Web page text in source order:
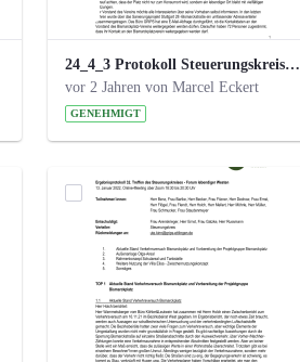
24_4_3 Protokoll Steuerungskreis.pdf
vor 2 Jahren von Marcel Eckert
GENEHMIGT